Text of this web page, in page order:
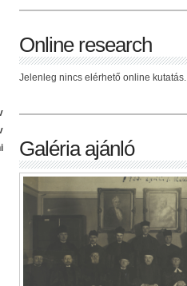
Online research
Jelenleg nincs elérhető online kutatás.
Galéria ajánló